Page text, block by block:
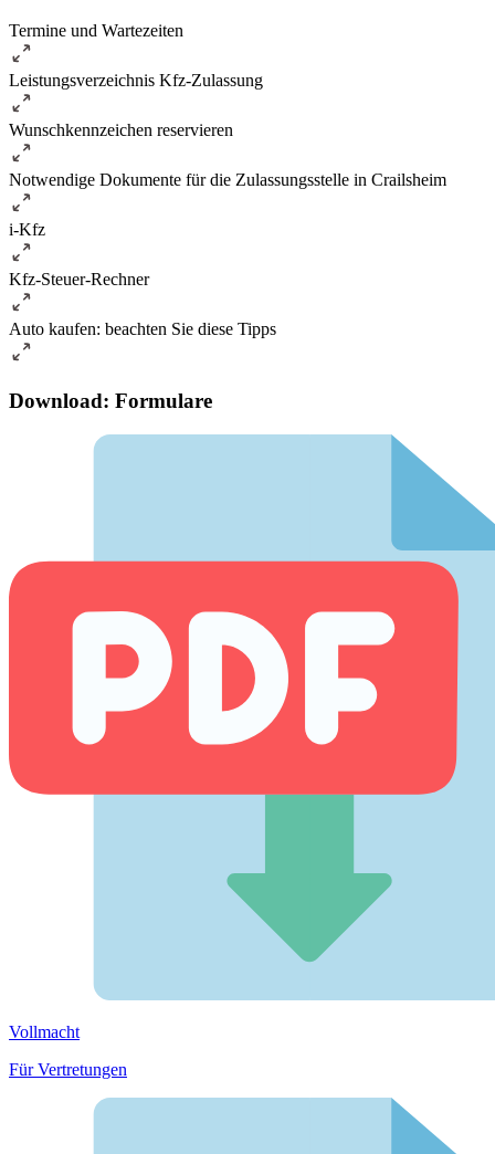
Termine und Wartezeiten
Leistungsverzeichnis Kfz-Zulassung
Wunschkennzeichen reservieren
Notwendige Dokumente für die Zulassungsstelle in Crailsheim
i-Kfz
Kfz-Steuer-Rechner
Auto kaufen: beachten Sie diese Tipps
Download: Formulare
Vollmacht
Für Vertretungen